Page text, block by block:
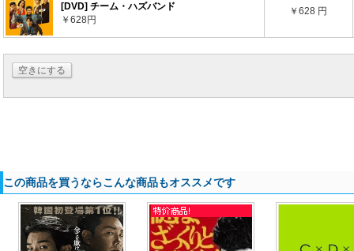
[DVD] チーム・ハズバンド
￥628円
￥628 円
空きにする
この商品を買うならこんな商品もオススメです